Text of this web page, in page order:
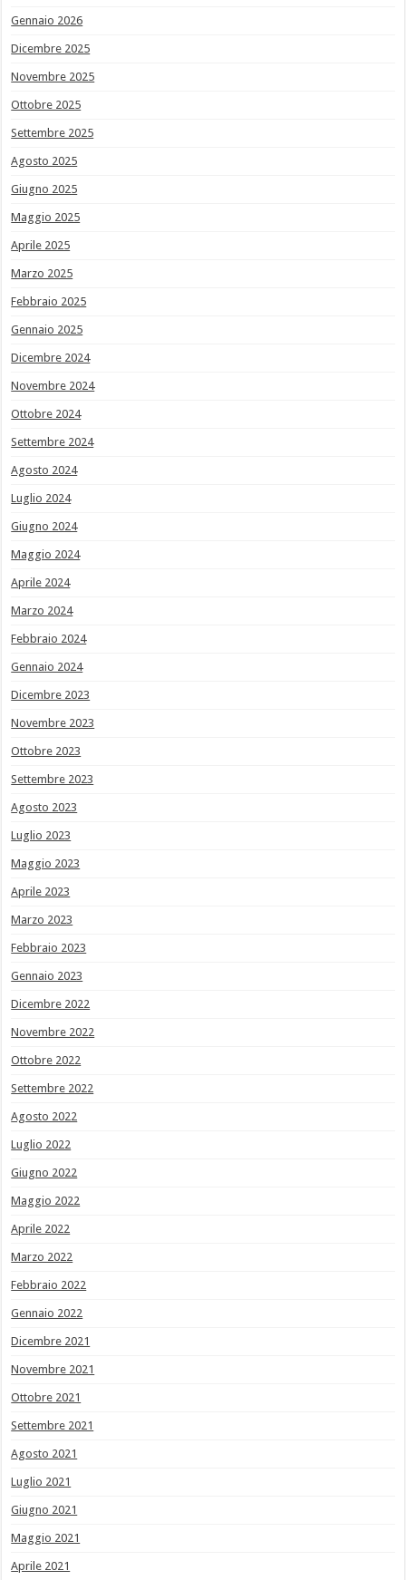
Gennaio 2026
Dicembre 2025
Novembre 2025
Ottobre 2025
Settembre 2025
Agosto 2025
Giugno 2025
Maggio 2025
Aprile 2025
Marzo 2025
Febbraio 2025
Gennaio 2025
Dicembre 2024
Novembre 2024
Ottobre 2024
Settembre 2024
Agosto 2024
Luglio 2024
Giugno 2024
Maggio 2024
Aprile 2024
Marzo 2024
Febbraio 2024
Gennaio 2024
Dicembre 2023
Novembre 2023
Ottobre 2023
Settembre 2023
Agosto 2023
Luglio 2023
Maggio 2023
Aprile 2023
Marzo 2023
Febbraio 2023
Gennaio 2023
Dicembre 2022
Novembre 2022
Ottobre 2022
Settembre 2022
Agosto 2022
Luglio 2022
Giugno 2022
Maggio 2022
Aprile 2022
Marzo 2022
Febbraio 2022
Gennaio 2022
Dicembre 2021
Novembre 2021
Ottobre 2021
Settembre 2021
Agosto 2021
Luglio 2021
Giugno 2021
Maggio 2021
Aprile 2021